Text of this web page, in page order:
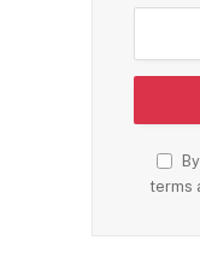
terms